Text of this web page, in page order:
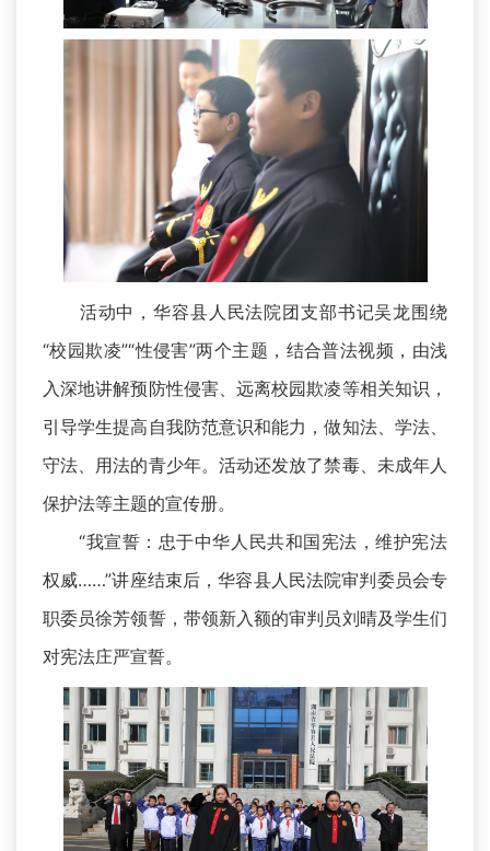
活动中，华容县人民法院团支部书记吴龙围绕
“校园欺凌”“性侵害”两个主题，结合普法视频，由浅
入深地讲解预防性侵害、远离校园欺凌等相关知识，
引导学生提高自我防范意识和能力，做知法、学法、
守法、用法的青少年。活动还发放了禁毒、未成年人
保护法等主题的宣传册。
“我宣誓：忠于中华人民共和国宪法，维护宪法
权威……”讲座结束后，华容县人民法院审判委员会专
职委员徐芳领誓，带领新入额的审判员刘晴及学生们
对宪法庄严宣誓。